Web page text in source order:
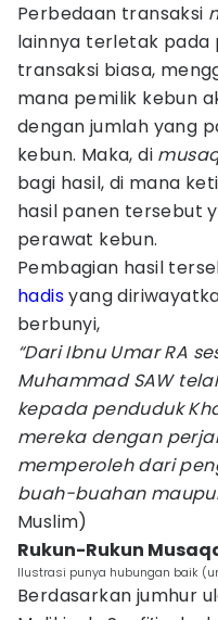
Perbedaan transaksi
lainnya terletak pada
transaksi biasa,
mana pemilik kebun
dengan jumlah yang
kebun. Maka, di
bagi hasil, di mana
hasil panen tersebut
perawat kebun.
Pembagian hasil
hadisyang
berbunyi,
“Dari Ibnu Umar RA
Muhammad SAW
kepada penduduk
mereka dengan
memperoleh dari
buah-buahan
Muslim)
Rukun-Rukun
Ilustrasi punya hubungan baik
Berdasarkan jumhur